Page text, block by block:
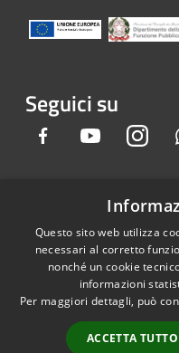
Seguici su
Facebook Youtube
Accessibilità
Privacy
Mappa del sito
Questo sito web utilizza
necessari al corretto
nonché un cookie
informazioni
Per maggiori dettagli, può
ACCETTA TUTTO